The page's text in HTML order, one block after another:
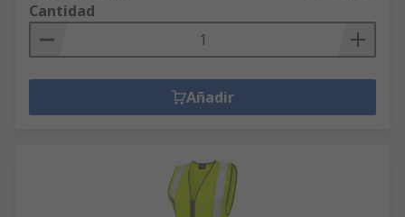
Cantidad
Añadir